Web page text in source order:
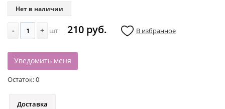
Нет в наличии
- + шт 210 руб. В избранное
Уведомить меня
Остаток:0
Доставка